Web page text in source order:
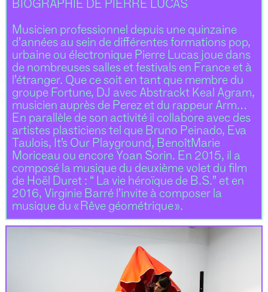
BIOGRAPHIE DE PIERRE LUCAS
Musicien professionnel depuis une quinzaine
d’années au sein de différentes formations pop,
urbaine ou électronique Pierre Lucas joue dans
de nombreuses salles et festivals en France et à
l’étranger. Que ce soit en tant que membre du
groupe Fortune, DJ avec Abstrackt Keal Agram,
musicien auprès de Perez et du rappeur Arm…
En parallèle de son activité il collabore avec des
artistes plasticiens tel que Bruno Peinado, Eva
Taulois, It’s Our Playground, BenoîtMarie
Moriceau ou encore Yoan Sorin. En 2015, il a
composé la musique du deuxième volet du film
de Hoël Duret : “ La vie héroïque de B.S.” et en
2016, Virginie Barré l’invite à composer la
musique du « Rêve géométrique ».